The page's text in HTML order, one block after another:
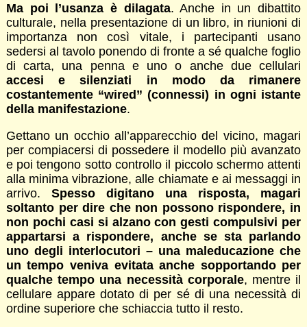
Ma poi l’usanza è dilagata. Anche in un dibattito
culturale, nella presentazione di un libro, in riunioni di
importanza non così vitale, i partecipanti usano
sedersi al tavolo ponendo di fronte a sé qualche foglio
di carta, una penna e uno o anche due cellulari
accesi e silenziati in modo da rimanere
costantemente “wired” (connessi) in ogni istante
della manifestazione.
Gettano un occhio all’apparecchio del vicino, magari
per compiacersi di possedere il modello più avanzato
e poi tengono sotto controllo il piccolo schermo attenti
alla minima vibrazione, alle chiamate e ai messaggi in
arrivo. Spesso digitano una risposta, magari
soltanto per dire che non possono rispondere, in
non pochi casi si alzano con gesti compulsivi per
appartarsi a rispondere, anche se sta parlando
uno degli interlocutori – una maleducazione che
un tempo veniva evitata anche sopportando per
qualche tempo una necessità corporale, mentre il
cellulare appare dotato di per sé di una necessità di
ordine superiore che schiaccia tutto il resto.